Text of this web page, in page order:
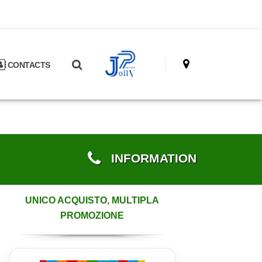
CONTACTS
INFORMATION
UNICO ACQUISTO, MULTIPLA
PROMOZIONE